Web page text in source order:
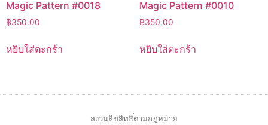
Magic Pattern #0018
฿350.00
หยิบใส่ตะกร้า
Magic Pattern #0010
฿350.00
หยิบใส่ตะกร้า
สงวนลิขสิทธิ์ตามกฎหมาย